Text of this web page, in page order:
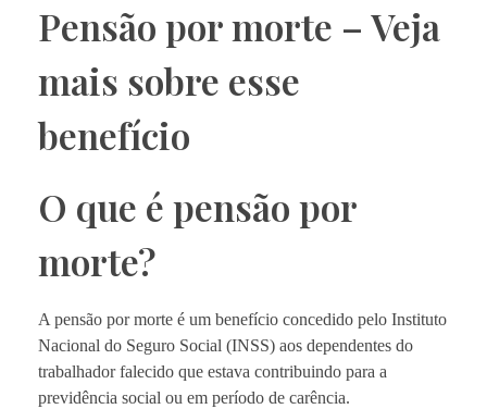
Pensão por morte – Veja
mais sobre esse
benefício
O que é pensão por
morte?
A pensão por morte é um benefício concedido pelo Instituto
Nacional do Seguro Social (INSS) aos dependentes do
trabalhador falecido que estava contribuindo para a
previdência social ou em período de carência.